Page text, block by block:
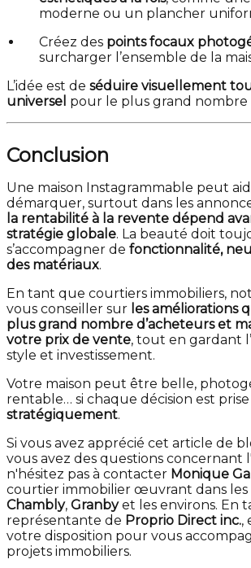
moderne ou un plancher
Créez des points focaux
surcharger l’ensemble de la
L’idée est de séduire visuellement
universel pour le plus grand nombre
Conclusion
Une maison Instagrammable peut
démarquer, surtout dans les
la rentabilité à la revente dépend
stratégie globale. La beauté doit
s’accompagner de fonctionnalité,
des matériaux.
En tant que courtiers immobiliers,
vous conseiller sur les améliorations
plus grand nombre d’acheteurs et
votre prix de vente, tout en gardant
style et investissement.
Votre maison peut être belle,
rentable… si chaque décision est prise
stratégiquement.
Si vous avez apprécié cet article de
vous avez des questions concernant
n'hésitez pas à contacter Monique
courtier immobilier œuvrant dans les
Chambly, Granbyet les environs. En
représentante de Proprio Direct inc.,
votre disposition pour vous
projets immobiliers.